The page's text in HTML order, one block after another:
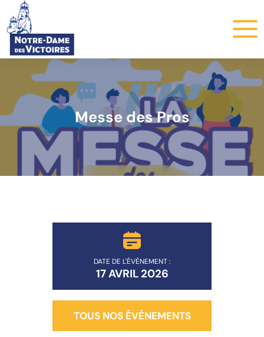
Messe des Pros
DATE DE L'ÉVÈNEMENT :
17 AVRIL 2026
TOUS NOS ÉVÉNEMENTS